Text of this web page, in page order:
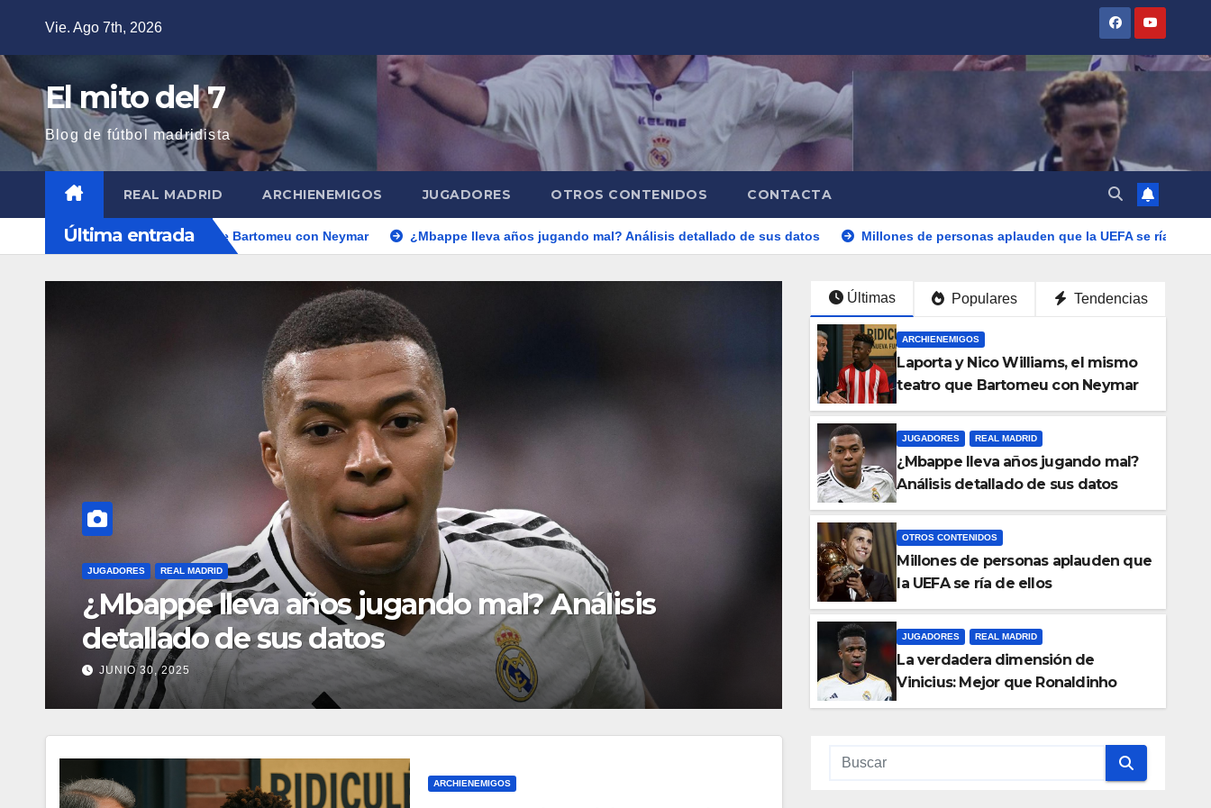
contenido
Vie. Ago 7th, 2026
El mito del 7
Blog de fútbol madridista
REAL MADRID ARCHIENEMIGOS JUGADORES OTROS CONTENIDOS CONTACTA
Última entrada
el mismo teatro que Bartomeu con Neymar ¿Mbappe lleva años jugando mal? Análisis detallado de sus datos Millones de personas aplauden que la UEFA se ría de ellos
OTROS CONTENIDOS
Millones de personas aplauden que la UEFA se
ría de ellos
NOVIEMBRE 6, 2024
REAL MADRID
La verdadera
Ronaldinho
Últimas Populares Tendencias
ARCHIENEMIGOS
Laporta y Nico Williams, el mismo
teatro que Bartomeu con Neymar
JUGADORES REAL MADRID
¿Mbappe lleva años jugando mal?
Análisis detallado de sus datos
OTROS CONTENIDOS
Millones de personas aplauden que
la UEFA se ría de ellos
JUGADORES REAL MADRID
La verdadera dimensión de
Vinicius: Mejor que Ronaldinho
ARCHIENEMIGOS